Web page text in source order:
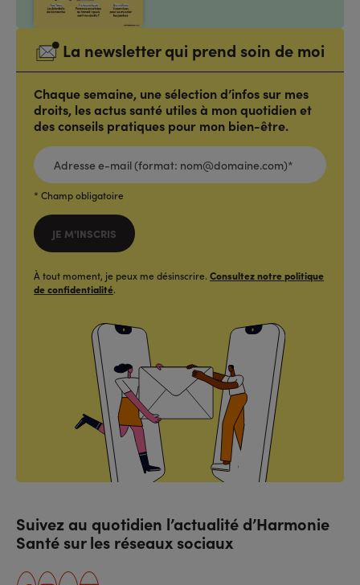
La newsletter qui prend soin de moi
Chaque semaine, une sélection d’infos sur mes
droits, les actus santé utiles à mon quotidien et
des conseils pratiques pour mon bien-être.
ADRESSE
E-
MAIL
(FORMAT:
NOM@DOMAINE.COM)*
* Champ obligatoire
JE M'INSCRIS
À tout moment, je peux me désinscrire. Consultez notre politique
de confidentialité.
Suivez au quotidien l’actualité d’Harmonie
Santé sur les réseaux sociaux